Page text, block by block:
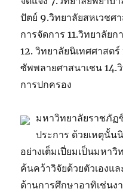
ปัตย์ 9.วิทยาลัยสหเวชศ
การจัดการ 11.วิทยาลัย
12. วิทยาลัยนิเทศศาสต
ซัพพลายศาสนาเชน 14.
การปกครอง
มหาวิทยาลัยราชภัฏ
ประการ ด้วยเหตุนั้น
อย่างเต็มเปี่ยมเป็นมหา
ค้นคว้าวิจัยด้วยตัวเองแ
ด้านการศึกษาอาทิเช่นง